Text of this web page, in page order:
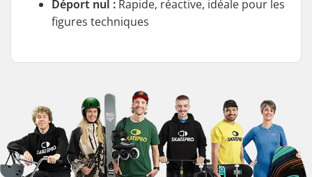
Déport nul : Rapide, réactive, idéale pour les
figures techniques